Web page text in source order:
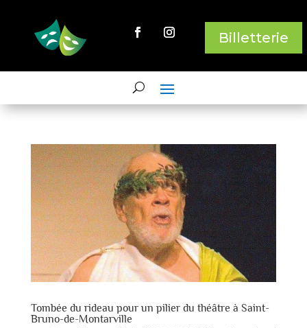
Billetterie
Tombée du rideau pour un pilier du théâtre à Saint-
Bruno-de-Montarville